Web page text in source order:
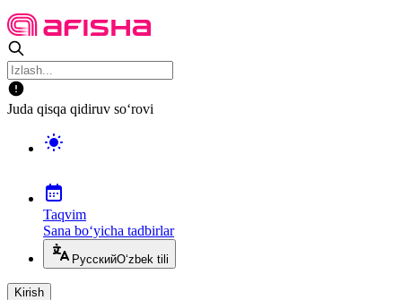
Juda qisqa qidiruv so‘rovi
Taqvim
Sana bo‘yicha tadbirlar
РусскийO‘zbek tili
Kirish